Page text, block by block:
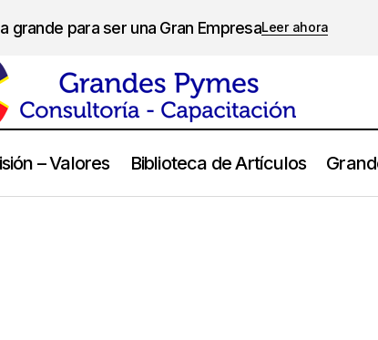
grande para ser una Gran EmpresaLeer ahora
– Valores Biblioteca de Artículos